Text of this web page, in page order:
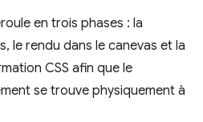
en trois phases : la
le rendu dans le canevas et la
CSS afin que le
se trouve physiquement à